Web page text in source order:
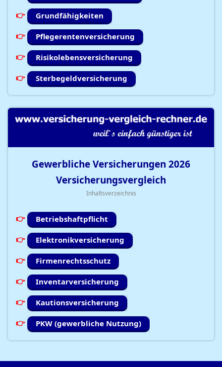
Grundfähigkeiten
Pflegerentenversicherung
Risikolebensversicherung
Sterbegeldversicherung
Gewerbliche Versicherungen 2026
Versicherungsvergleich
Inhaltsverzeichnis
Betriebshaftpflicht
Elektronikversicherung
Firmenrechtsschutz
Inventarversicherung
Kautionsversicherung
PKW (gewerbliche Nutzung)